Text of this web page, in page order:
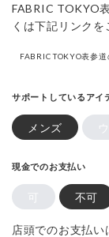
FABRIC TOKYO
くは下記リンクを
FABRIC TOKYO表参
サポートしているアイ
メンズ
現金でのお支払い
可 不可
店頭でのお支払